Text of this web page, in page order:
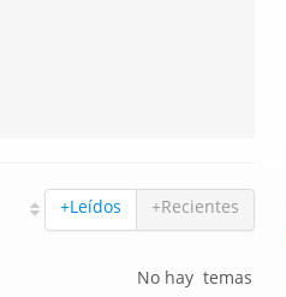
+Leídos +Recientes
No hay temas